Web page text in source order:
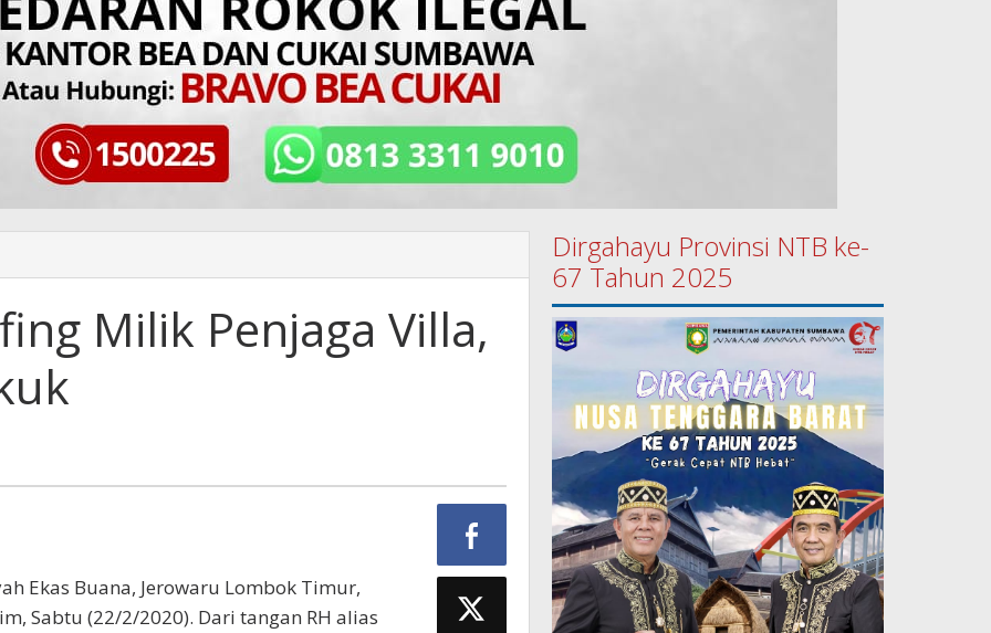
Milik Penjaga Villa,
Ekas Buana, Jerowaru Lombok Timur,
Sabtu (22/2/2020). Dari tangan RH alias
Dirgahayu Provinsi NTB ke-
67 Tahun 2025